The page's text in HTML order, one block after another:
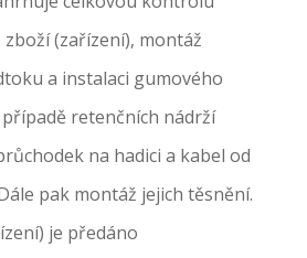
(zařízení), montáž
a instalaci gumového
retenčních nádrží
na hadici a kabel od
pak montáž jejich těsnění.
je předáno